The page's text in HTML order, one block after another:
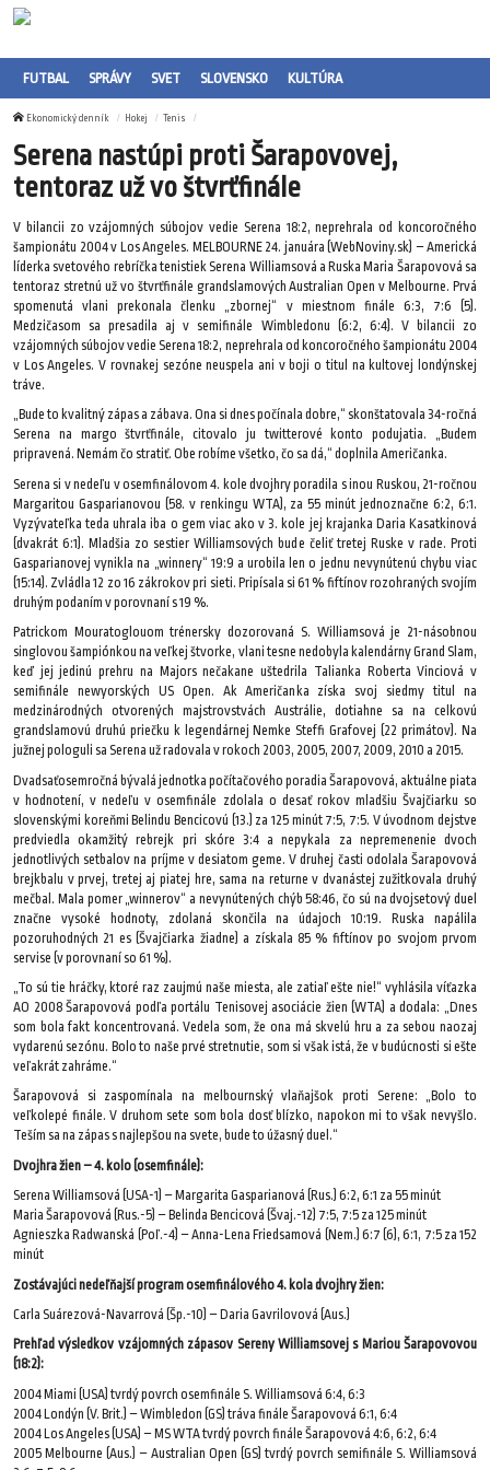
FUTBAL SPRÁVY SVET SLOVENSKO KULTÚRA
Ekonomický denník Hokej Tenis
Serena nastúpi proti Šarapovovej,
tentoraz už vo štvrťfinále
V bilancii zo vzájomných súbojov vedie Serena 18:2, neprehrala od koncoročného
šampionátu 2004 v Los Angeles. MELBOURNE 24. januára (WebNoviny.sk) – Americká
líderka svetového rebríčka tenistiek Serena Williamsová a Ruska Maria Šarapovová sa
tentoraz stretnú už vo štvrťfinále grandslamových Australian Open v Melbourne. Prvá
spomenutá vlani prekonala členku „zbornej“ v miestnom finále 6:3, 7:6 (5).
Medzičasom sa presadila aj v semifinále Wimbledonu (6:2, 6:4). V bilancii zo
vzájomných súbojov vedie Serena 18:2, neprehrala od koncoročného šampionátu 2004
v Los Angeles. V rovnakej sezóne neuspela ani v boji o titul na kultovej londýnskej
tráve.
„Bude to kvalitný zápas a zábava. Ona si dnes počínala dobre,“ skonštatovala 34-ročná
Serena na margo štvrťfinále, citovalo ju twitterové konto podujatia. „Budem
pripravená. Nemám čo stratiť. Obe robíme všetko, čo sa dá,“ doplnila Američanka.
Serena si v nedeľu v osemfinálovom 4. kole dvojhry poradila s inou Ruskou, 21-ročnou
Margaritou Gasparianovou (58. v renkingu WTA), za 55 minút jednoznačne 6:2, 6:1.
Vyzývateľka teda uhrala iba o gem viac ako v 3. kole jej krajanka Daria Kasatkinová
(dvakrát 6:1). Mladšia zo sestier Williamsových bude čeliť tretej Ruske v rade. Proti
Gasparianovej vynikla na „winnery“ 19:9 a urobila len o jednu nevynútenú chybu viac
(15:14). Zvládla 12 zo 16 zákrokov pri sieti. Pripísala si 61 % fiftínov rozohraných svojím
druhým podaním v porovnaní s 19 %.
Patrickom Mouratoglouom trénersky dozorovaná S. Williamsová je 21-násobnou
singlovou šampiónkou na veľkej štvorke, vlani tesne nedobyla kalendárny Grand Slam,
keď jej jedinú prehru na Majors nečakane uštedrila Talianka Roberta Vinciová v
semifinále newyorských US Open. Ak Američanka získa svoj siedmy titul na
medzinárodných otvorených majstrovstvách Austrálie, dotiahne sa na celkovú
grandslamovú druhú priečku k legendárnej Nemke Steffi Grafovej (22 primátov). Na
južnej pologuli sa Serena už radovala v rokoch 2003, 2005, 2007, 2009, 2010 a 2015.
Dvadsaťosemročná bývalá jednotka počítačového poradia Šarapovová, aktuálne piata
v hodnotení, v nedeľu v osemfinále zdolala o desať rokov mladšiu Švajčiarku so
slovenskými koreňmi Belindu Bencicovú (13.) za 125 minút 7:5, 7:5. V úvodnom dejstve
predviedla okamžitý rebrejk pri skóre 3:4 a nepykala za nepremenenie dvoch
jednotlivých setbalov na príjme v desiatom geme. V druhej časti odolala Šarapovová
brejkbalu v prvej, tretej aj piatej hre, sama na returne v dvanástej zužitkovala druhý
mečbal. Mala pomer „winnerov“ a nevynútených chýb 58:46, čo sú na dvojsetový duel
značne vysoké hodnoty, zdolaná skončila na údajoch 10:19. Ruska napálila
pozoruhodných 21 es (Švajčiarka žiadne) a získala 85 % fiftínov po svojom prvom
servise (v porovnaní so 61 %).
„To sú tie hráčky, ktoré raz zaujmú naše miesta, ale zatiaľ ešte nie!“ vyhlásila víťazka
AO 2008 Šarapovová podľa portálu Tenisovej asociácie žien (WTA) a dodala: „Dnes
som bola fakt koncentrovaná. Vedela som, že ona má skvelú hru a za sebou naozaj
vydarenú sezónu. Bolo to naše prvé stretnutie, som si však istá, že v budúcnosti si ešte
veľakrát zahráme.“
Šarapovová si zaspomínala na melbournský vlaňajšok proti Serene: „Bolo to
veľkolepé finále. V druhom sete som bola dosť blízko, napokon mi to však nevyšlo.
Teším sa na zápas s najlepšou na svete, bude to úžasný duel.“
Dvojhra žien – 4. kolo (osemfinále):
Serena Williamsová (USA-1) – Margarita Gasparianová (Rus.) 6:2, 6:1 za 55 minút
Maria Šarapovová (Rus.-5) – Belinda Bencicová (Švaj.-12) 7:5, 7:5 za 125 minút
Agnieszka Radwanská (Poľ.-4) – Anna-Lena Friedsamová (Nem.) 6:7 (6), 6:1, 7:5 za 152
minút
Zostávajúci nedeľňajší program osemfinálového 4. kola dvojhry žien:
Carla Suárezová-Navarrová (Šp.-10) – Daria Gavrilovová (Aus.)
Prehľad výsledkov vzájomných zápasov Sereny Williamsovej s Mariou Šarapovovou
(18:2):
2004 Miami (USA) tvrdý povrch osemfinále S. Williamsová 6:4, 6:3
2004 Londýn (V. Brit.) – Wimbledon (GS) tráva finále Šarapovová 6:1, 6:4
2004 Los Angeles (USA) – MS WTA tvrdý povrch finále Šarapovová 4:6, 6:2, 6:4
2005 Melbourne (Aus.) – Australian Open (GS) tvrdý povrch semifinále S. Williamsová